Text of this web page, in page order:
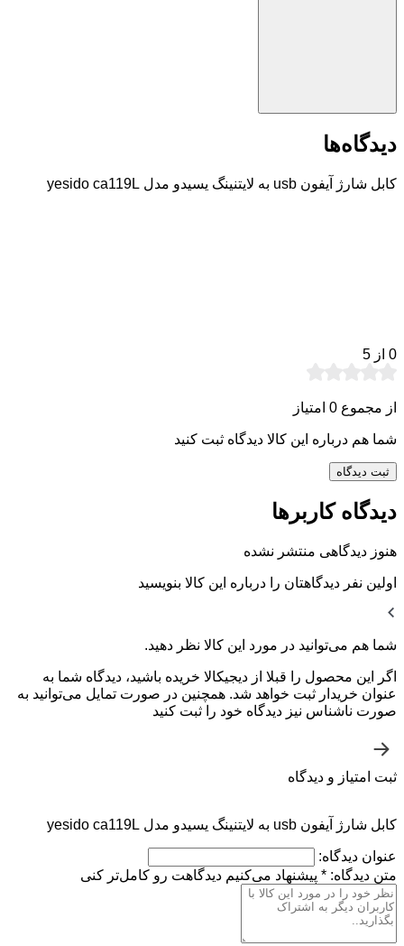
دیدگاه‌ها
کابل شارژ آیفون usb به لایتنینگ یسیدو مدل yesido ca119L
0 از 5
از مجموع 0 امتیاز
شما هم درباره این کالا دیدگاه ثبت کنید
ثبت دیدگاه
دیدگاه کاربرها
هنوز دیدگاهی منتشر نشده
اولین نفر دیدگاهتان را درباره این کالا بنویسید
شما هم می‌توانید در مورد این کالا نظر دهید.
اگر این محصول را قبلا از دیجیکالا خریده باشید، دیدگاه شما به
عنوان خریدار ثبت خواهد شد. همچنین در صورت تمایل می‌توانید به
صورت ناشناس نیز دیدگاه خود را ثبت کنید
ثبت امتیاز و دیدگاه
کابل شارژ آیفون usb به لایتنینگ یسیدو مدل yesido ca119L
عنوان دیدگاه:
متن دیدگاه: * پیشنهاد می‌کنیم دیدگاهت رو کامل‌تر کنی